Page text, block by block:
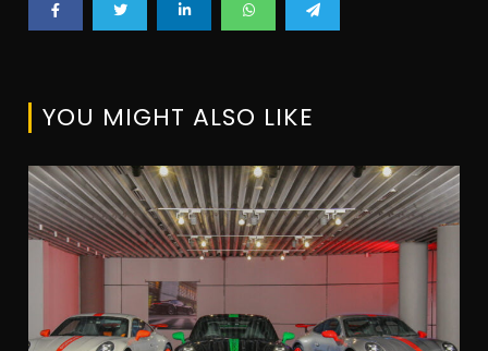
YOU MIGHT ALSO LIKE